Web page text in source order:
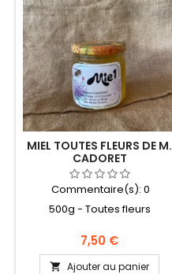
MIEL TOUTES FLEURS DE M.
CADORET
Commentaire(s): 0
500g - Toutes fleurs
Prix
7,50 €
 Ajouter au panier